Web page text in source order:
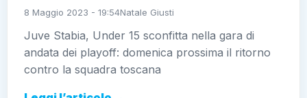
8 Maggio 2023 - 19:54Natale Giusti
Juve Stabia, Under 15 sconfitta nella gara di
andata dei playoff: domenica prossima il ritorno
contro la squadra toscana